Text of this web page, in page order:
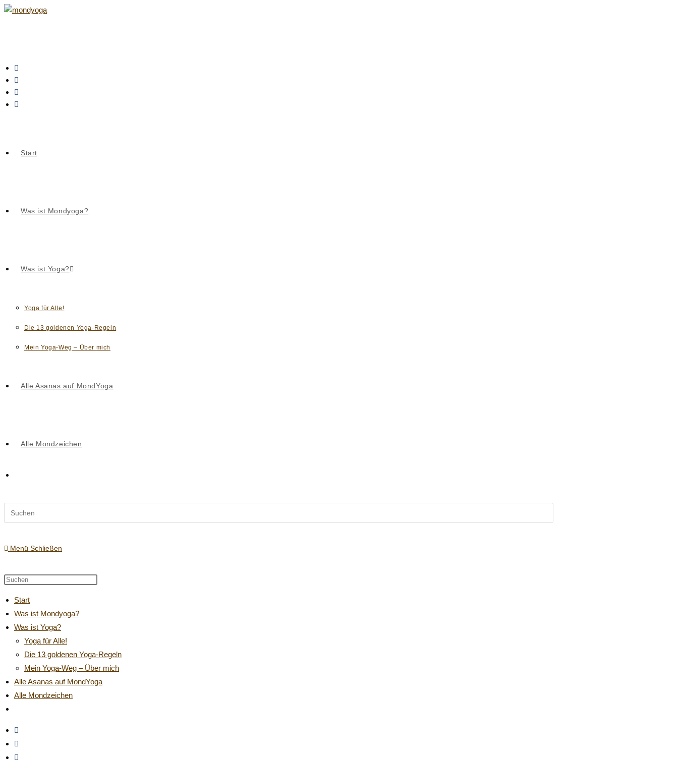
Zum
Start
Was ist Mondyoga?
Was ist Yoga?
Yoga für Alle!
Die 13 goldenen Yoga-Regeln
Mein Yoga-Weg – Über mich
Alle Asanas auf MondYoga
Alle Mondzeichen
Suche
Website
durchsuchen
Menü Schließen
Diese
durchsuchen
panel.
Start
Was ist Mondyoga?
Was ist Yoga?
Yoga für Alle!
Die 13 goldenen Yoga-Regeln
Mein Yoga-Weg – Über mich
Alle Asanas auf MondYoga
Alle Mondzeichen
umschalten